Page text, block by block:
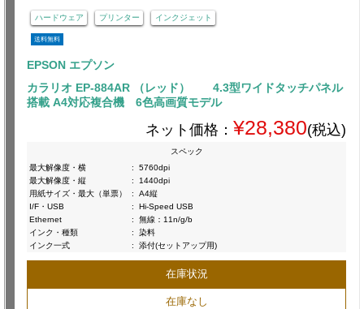
ハードウェア プリンター インクジェット
送料無料
EPSON エプソン
カラリオ EP-884AR （レッド） 4.3型ワイドタッチパネル
搭載 A4対応複合機 6色高画質モデル
ネット価格： ¥28,380(税込)
スペック
最大解像度・横
:
5760dpi
最大解像度・縦
:
1440dpi
用紙サイズ・最大（単票）
:
A4縦
I/F・USB
:
Hi-Speed USB
Ethernet
:
無線：11n/g/b
インク・種類
:
染料
インク一式
: 添付(セットアップ用)
在庫状況
在庫なし